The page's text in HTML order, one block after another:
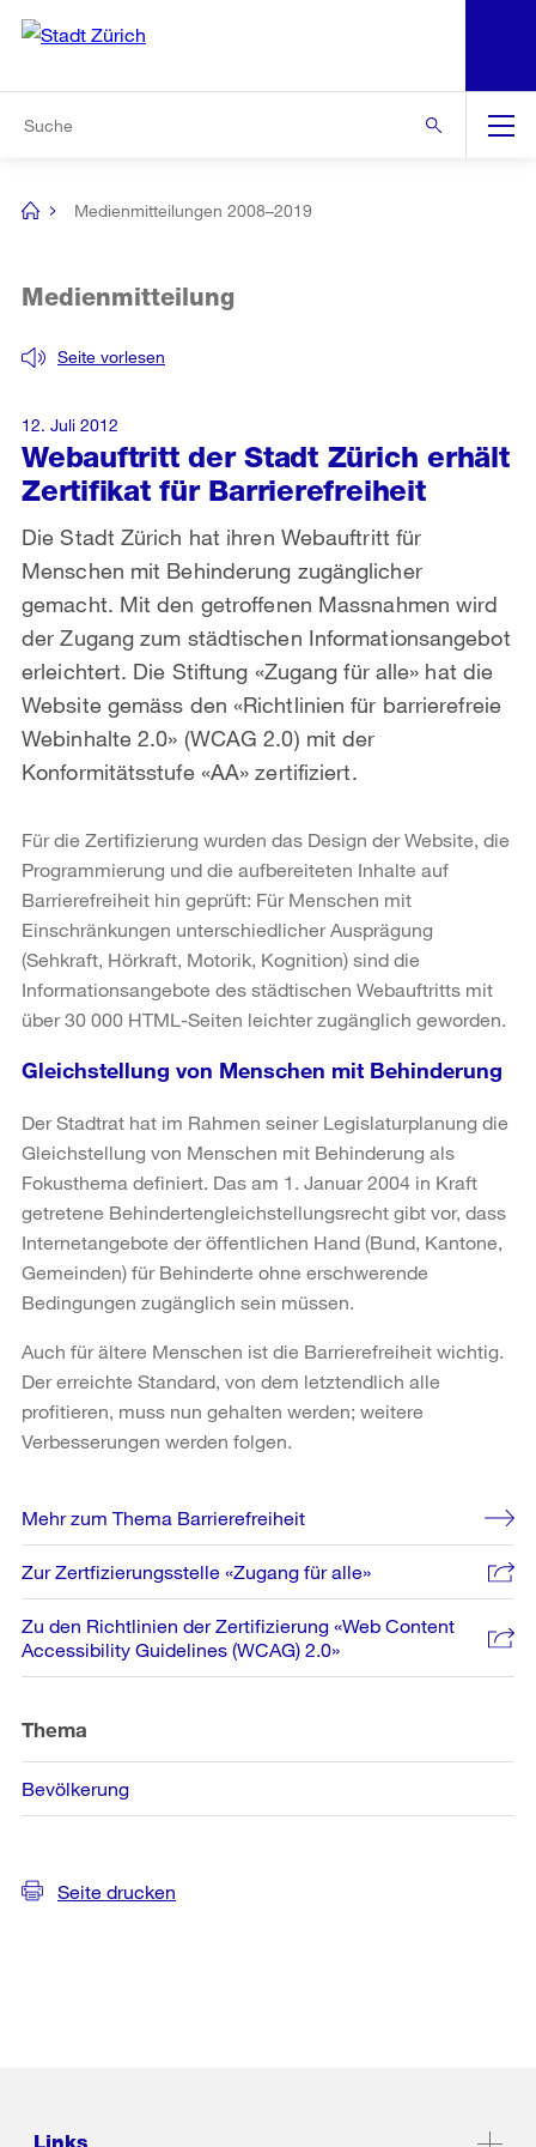
Navigation
[no
Medienmitteilungen 2008–2019
Webauftritt der Stadt Zürich erhält
Zertifikat für Barrierefreiheit
Seite vorlesen
Medienmitteilung
Die Stadt Zürich hat ihren Webauftritt für
Menschen mit Behinderung zugänglicher
gemacht. Mit den getroffenen Massnahmen wird
der Zugang zum städtischen Informationsangebot
erleichtert. Die Stiftung «Zugang für alle» hat die
Website gemäss den «Richtlinien für barrierefreie
Webinhalte 2.0» (WCAG 2.0) mit der
Konformitätsstufe «AA» zertifiziert.
12. Juli 2012
Für die Zertifizierung wurden das Design der Website, die
Programmierung und die aufbereiteten Inhalte auf
Barrierefreiheit hin geprüft: Für Menschen mit
Einschränkungen unterschiedlicher Ausprägung
(Sehkraft, Hörkraft, Motorik, Kognition) sind die
Informationsangebote des städtischen Webauftritts mit
über 30 000 HTML-Seiten leichter zugänglich geworden.
Gleichstellung von Menschen mit Behinderung
Der Stadtrat hat im Rahmen seiner Legislaturplanung die
Gleichstellung von Menschen mit Behinderung als
Fokusthema definiert. Das am 1. Januar 2004 in Kraft
getretene Behindertengleichstellungsrecht gibt vor, dass
Internetangebote der öffentlichen Hand (Bund, Kantone,
Gemeinden) für Behinderte ohne erschwerende
Bedingungen zugänglich sein müssen.
Auch für ältere Menschen ist die Barrierefreiheit wichtig.
Der erreichte Standard, von dem letztendlich alle
profitieren, muss nun gehalten werden; weitere
Verbesserungen werden folgen.
Weitere
Informationen
Mehr zum Thema Barrierefreiheit
Zur Zertfizierungsstelle «Zugang für alle»
Zu den Richtlinien der Zertifizierung «Web Content
Accessibility Guidelines (WCAG) 2.0»
Thema
Bevölkerung
Seite drucken